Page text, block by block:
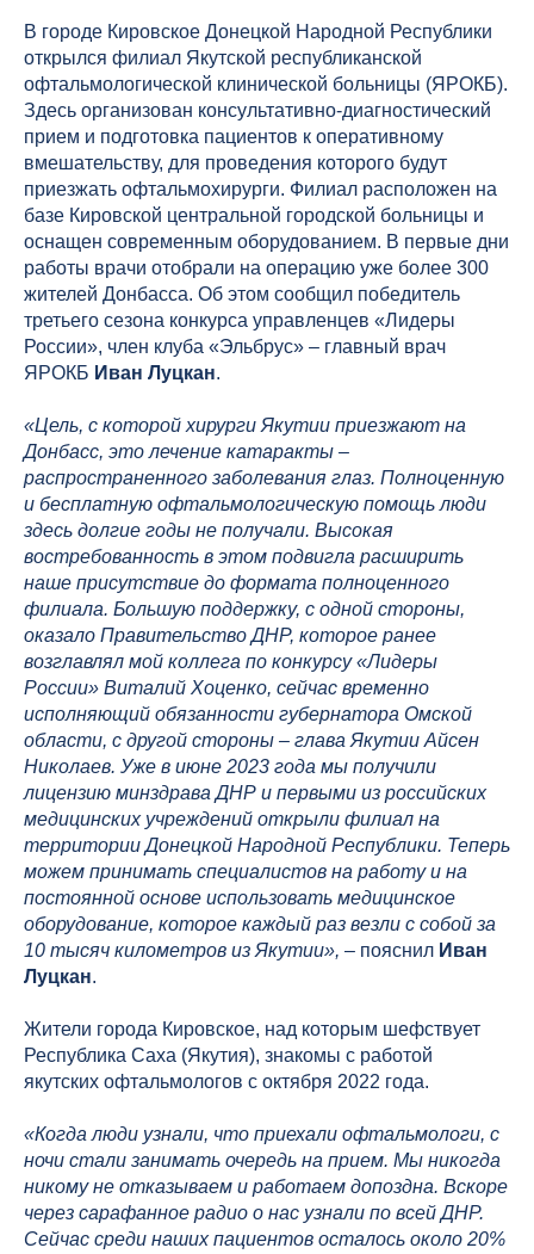
В городе Кировское Донецкой Народной Республики
открылся филиал Якутской республиканской
офтальмологической клинической больницы (ЯРОКБ).
Здесь организован консультативно-диагностический
прием и подготовка пациентов к оперативному
вмешательству, для проведения которого будут
приезжать офтальмохирурги. Филиал расположен на
базе Кировской центральной городской больницы и
оснащен современным оборудованием. В первые дни
работы врачи отобрали на операцию уже более 300
жителей Донбасса. Об этом сообщил победитель
третьего сезона конкурса управленцев «Лидеры
России», член клуба «Эльбрус» – главный врач
ЯРОКБ Иван Луцкан.
«Цель, с которой хирурги Якутии приезжают на
Донбасс, это лечение катаракты –
распространенного заболевания глаз. Полноценную
и бесплатную офтальмологическую помощь люди
здесь долгие годы не получали. Высокая
востребованность в этом подвигла расширить
наше присутствие до формата полноценного
филиала. Большую поддержку, с одной стороны,
оказало Правительство ДНР, которое ранее
возглавлял мой коллега по конкурсу «Лидеры
России» Виталий Хоценко, сейчас временно
исполняющий обязанности губернатора Омской
области, с другой стороны – глава Якутии Айсен
Николаев. Уже в июне 2023 года мы получили
лицензию минздрава ДНР и первыми из российских
медицинских учреждений открыли филиал на
территории Донецкой Народной Республики. Теперь
можем принимать специалистов на работу и на
постоянной основе использовать медицинское
оборудование, которое каждый раз везли с собой за
10 тысяч километров из Якутии», – пояснил Иван
Луцкан.
Жители города Кировское, над которым шефствует
Республика Саха (Якутия), знакомы с работой
якутских офтальмологов с октября 2022 года.
«Когда люди узнали, что приехали офтальмологи, с
ночи стали занимать очередь на прием. Мы никогда
никому не отказываем и работаем допоздна. Вскоре
через сарафанное радио о нас узнали по всей ДНР.
Сейчас среди наших пациентов осталось около 20%